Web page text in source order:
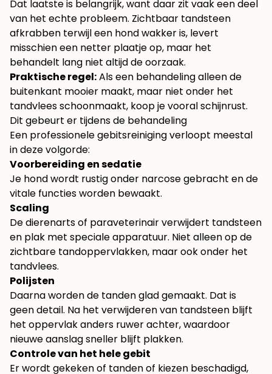
Dat laatste is belangrijk, want daar zit vaak een deel
van het echte probleem. Zichtbaar tandsteen
afkrabben terwijl een hond wakker is, levert
misschien een netter plaatje op, maar het
behandelt lang niet altijd de oorzaak.
Praktische regel:Als een behandeling alleen de
buitenkant mooier maakt, maar niet onder het
tandvlees schoonmaakt, koop je vooral schijnrust.
Dit gebeurt er tijdens de behandeling
Een professionele gebitsreiniging verloopt meestal
in deze volgorde:
Voorbereiding en sedatie
Je hond wordt rustig onder narcose gebracht en de
vitale functies worden bewaakt.
Scaling
De dierenarts of paraveterinair verwijdert tandsteen
en plak met speciale apparatuur. Niet alleen op de
zichtbare tandoppervlakken, maar ook onder het
tandvlees.
Polijsten
Daarna worden de tanden glad gemaakt. Dat is
geen detail. Na het verwijderen van tandsteen blijft
het oppervlak anders ruwer achter, waardoor
nieuwe aanslag sneller blijft plakken.
Controle van het hele gebit
Er wordt gekeken of tanden of kiezen beschadigd,